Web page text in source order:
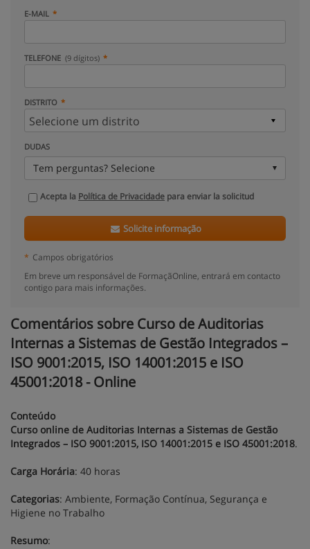
E-MAIL
TELEFONE (9 dígitos)
DISTRITO
DUDAS
Tem perguntas? Selecione
Acepta la Política de Privacidade para enviar la solicitud
Solicite informação
* Campos obrigatórios
Em breve um responsável de FormaçãOnline, entrará em contacto
contigo para mais informações.
Comentários sobre Curso de Auditorias
Internas a Sistemas de Gestão Integrados –
ISO 9001:2015, ISO 14001:2015 e ISO
45001:2018 - Online
Conteúdo
Curso online de Auditorias Internas a Sistemas de Gestão
Integrados – ISO 9001:2015, ISO 14001:2015 e ISO 45001:2018.
Carga Horária: 40 horas
Categorias: Ambiente, Formação Contínua, Segurança e
Higiene no Trabalho
Resumo: